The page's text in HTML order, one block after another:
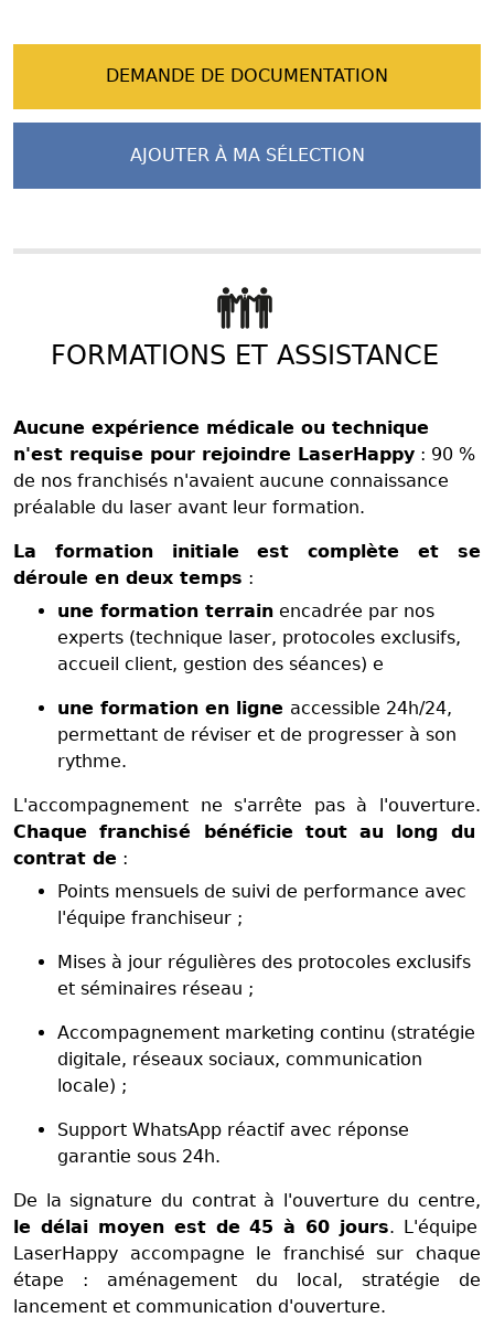
DEMANDE DE DOCUMENTATION
AJOUTER À MA SÉLECTION
FORMATIONS ET ASSISTANCE
Aucune expérience médicale ou technique
n'est requise pour rejoindre LaserHappy : 90 %
de nos franchisés n'avaient aucune connaissance
préalable du laser avant leur formation.
La formation initiale est complète et se
déroule en deux temps :
une formation terrain encadrée par nos
experts (technique laser, protocoles exclusifs,
accueil client, gestion des séances) e
une formation en ligne accessible 24h/24,
permettant de réviser et de progresser à son
rythme.
L'accompagnement ne s'arrête pas à l'ouverture.
Chaque franchisé bénéficie tout au long du
contrat de :
Points mensuels de suivi de performance avec
l'équipe franchiseur ;
Mises à jour régulières des protocoles exclusifs
et séminaires réseau ;
Accompagnement marketing continu (stratégie
digitale, réseaux sociaux, communication
locale) ;
Support WhatsApp réactif avec réponse
garantie sous 24h.
De la signature du contrat à l'ouverture du centre,
le délai moyen est de 45 à 60 jours. L'équipe
LaserHappy accompagne le franchisé sur chaque
étape : aménagement du local, stratégie de
lancement et communication d'ouverture.